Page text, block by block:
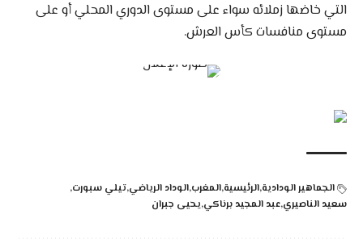
التي خاضها زملائه سواء على مستوى الدوري المحلي أو على
مستوى منافسات كأس العرش.
الجماهير الوداديةالرئيسيةالمغربالوداد الرياضيتيلي سبورت
سعيد الناصيريعبد المجيد برناكييحيى جبران